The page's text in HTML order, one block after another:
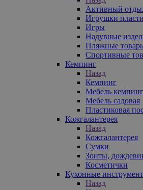
Активный
Игрушки
Игры
Надувные
Пляжные
Спортивные
Кемпинг
Назад
Кемпинг
Мебель
Мебель садовая
Пластиковая
Кожгалантерея
Назад
Кожгалантерея
Сумки
Зонты,
Косметички
Кухонные
Назад